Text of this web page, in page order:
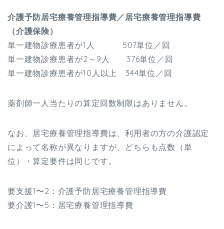
介護予防居宅療養管理指導費／居宅療養管理指導費
（介護保険）
単一建物診療患者が1人 507単位／回
単一建物診療患者が2～9人 376単位／回
単一建物診療患者が10人以上 344単位／回
薬剤師一人当たりの算定回数制限はありません。
なお、居宅療養管理指導費は、利用者の方の介護認定
によって名称が異なりますが、どちらも点数（単
位）・算定要件は同じです。
要支援1〜2：介護予防居宅療養管理指導費
要介護1〜5：居宅療養管理指導費